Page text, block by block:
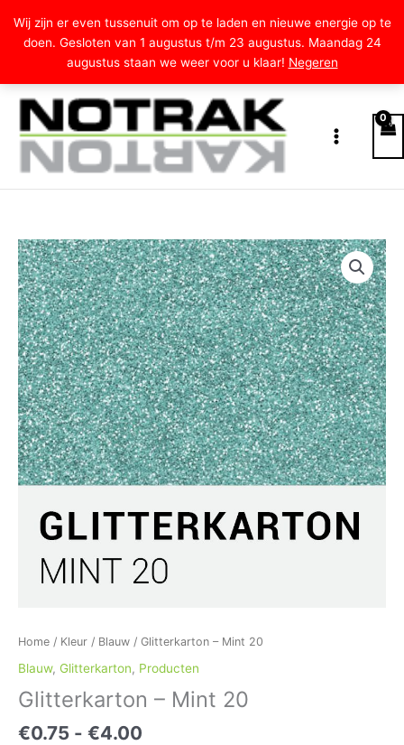
Wij zijn er even tussenuit om op te laden en nieuwe energie op te
doen. Gesloten van 1 augustus t/m 23 augustus. Maandag 24
augustus staan we weer voor u klaar! Negeren
naar
Home / Kleur / Blauw / Glitterkarton – Mint 20
Blauw, Glitterkarton, Producten
Glitterkarton – Mint 20
€0.75 - €4.00
Prijsklasse:
€0.75
tot
€4.00
Glitterkarton
-
Mint
20
aantal